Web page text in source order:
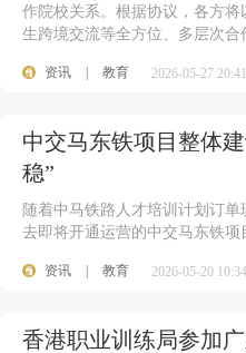
作院校关系。根据协议，各方
生跨境交流等全方位、多层次合
资讯 教育 2026-05-27
中交马东铁项目整体
稳”
随着中马铁路人才培训计划订
去即将开通运营的中交马东铁项
资讯 教育 2026-05-20
香港职业训练局参加